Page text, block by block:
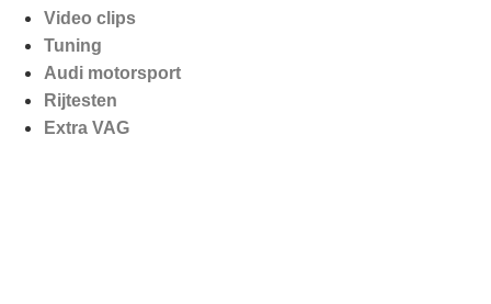
Video clips
Tuning
Audi motorsport
Rijtesten
Extra VAG